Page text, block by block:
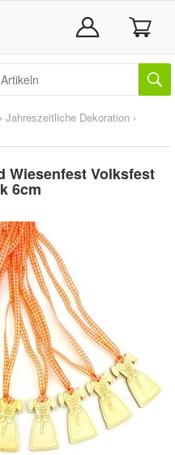
› Jahreszeitliche Dekoration ›
Wiesenfest Volksfest
6cm